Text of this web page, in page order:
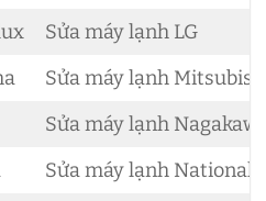
Sửa máy lạnh LG
Sửa máy lạnh
Sửa máy lạnh
Sửa máy lạnh National